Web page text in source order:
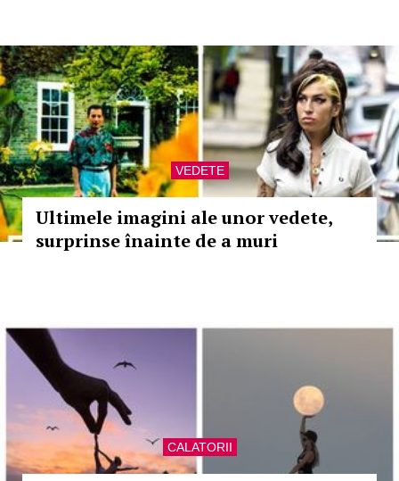
VEDETE
Ultimele imagini ale unor vedete,
surprinse înainte de a muri
CALATORII